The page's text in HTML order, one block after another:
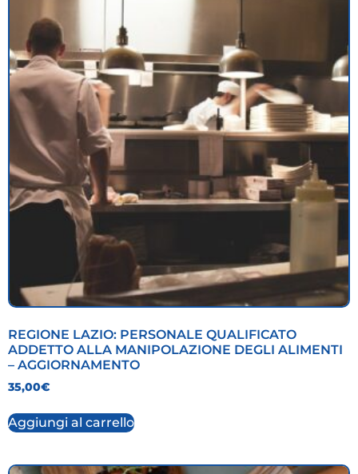
REGIONE LAZIO: PERSONALE QUALIFICATO
ADDETTO ALLA MANIPOLAZIONE DEGLI ALIMENTI
– AGGIORNAMENTO
35,00€
Aggiungi al carrello